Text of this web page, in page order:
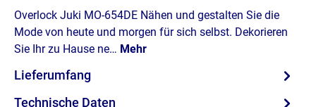
Overlock Juki MO-654DE Nähen und gestalten Sie die
Mode von heute und morgen für sich selbst. Dekorieren
Sie Ihr zu Hause ne… Mehr
Lieferumfang
Technische Daten